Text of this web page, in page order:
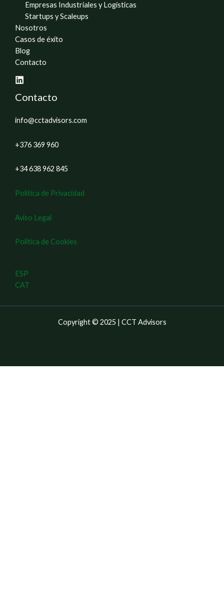
Empresas Industriales y Logísticas
Startups y Scaleups
Nosotros
Casos de éxito
Blog
Contacto
Contacto
info@cctadvisors.com
+376 369 960
+34 638 962 845
Política de Privacidad
Aviso Legal
Política de Cookies
ESP
CAT
Copyright © 2025 | CCT Advisors